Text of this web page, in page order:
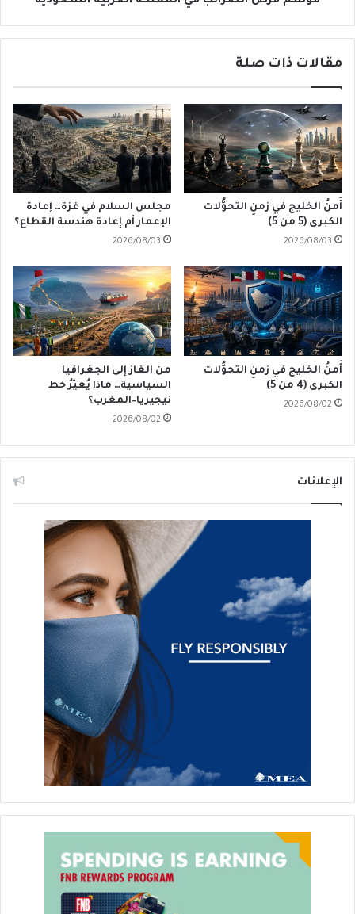
مقالات ذات صلة
أَمنُ الخليج في زمنِ التحوُّلات
الكبرى (5 من 5)
2026/08/03
مجلس السلام في غزة… إعادة
الإعمار أم إعادة هندسة القطاع؟
2026/08/03
أَمنُ الخليج في زمنِ التحوُّلات
الكبرى (4 من 5)
2026/08/02
من الغاز إلى الجغرافيا
السياسية… ماذا يُغيّرُ خط
نيجيريا–المغرب؟
2026/08/02
الإعلانات